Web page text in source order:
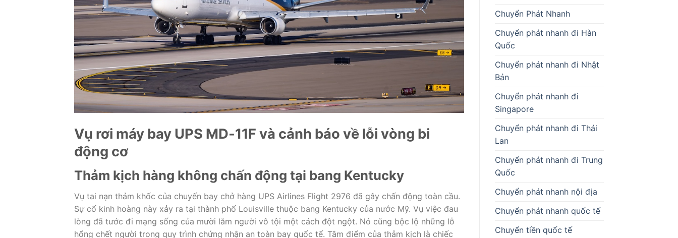
Vụ rơi máy bay UPS MD-11F và cảnh báo về lỗi vòng bi
động cơ
Thảm kịch hàng không chấn động tại bang Kentucky
Vụ tai nạn thảm khốc của chuyến bay chở hàng UPS Airlines Flight 2976 đã gây chấn động toàn cầu.
Sự cố kinh hoàng này xảy ra tại thành phố Louisville thuộc bang Kentucky của nước Mỹ. Vụ việc đau
lòng đã tước đi mạng sống của mười lăm người vô tội một cách đột ngột. Nó cũng bộc lộ những lỗ
hổng chết người trong quy trình chứng nhận an toàn bay quốc tế. Tâm điểm của thảm kịch là chiếc
Chuyển Phát Nhanh
Chuyển phát nhanh đi Hàn
Quốc
Chuyển phát nhanh đi Nhật
Bản
Chuyển phát nhanh đi
Singapore
Chuyển phát nhanh đi Thái
Lan
Chuyển phát nhanh đi Trung
Quốc
Chuyển phát nhanh nội địa
Chuyển phát nhanh quốc tế
Chuyển tiền quốc tế